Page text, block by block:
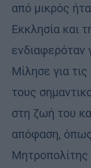
από μικρός
Εκκλησία και
ενδιαφερόταν
Μίλησε για
τους
στη ζωή του
απόφαση,